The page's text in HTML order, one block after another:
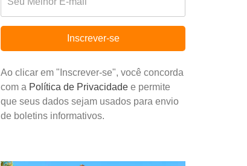
Inscrever-se
Ao clicar em "Inscrever-se", você concorda
com a Política de Privacidade e permite
que seus dados sejam usados para envio
de boletins informativos.